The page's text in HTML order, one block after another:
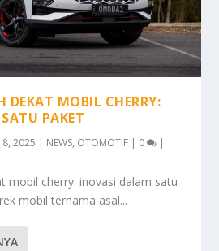
DEKAT MOBIL CHERRY:
PAKET
2025 | NEWS, OTOMOTIF | 0 |
mobil cherry: inovasi dalam satu
mobil ternama asal...